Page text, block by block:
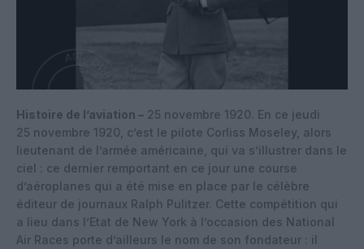
Histoire de l’aviation – 25 novembre 1920. En ce jeudi
25 novembre 1920, c’est le pilote Corliss Moseley, alors
lieutenant de l’armée américaine, qui va s’illustrer dans le
ciel : ce dernier remportant en ce jour une course
d’aéroplanes qui a été mise en place par le célèbre
éditeur de journaux Ralph Pulitzer. Cette compétition qui
a lieu dans l’Etat de New York à l’occasion des National
Air Races porte d’ailleurs le nom de son fondateur : il